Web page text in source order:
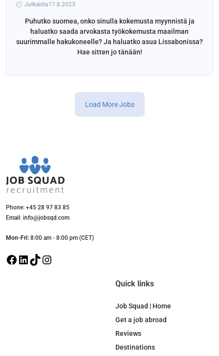
Julkaistu17.8.2023
Puhutko suomea, onko sinulla kokemusta myynnistä ja
haluatko saada arvokasta työkokemusta maailman
suurimmalle hakukoneelle? Ja haluatko asua Lissabonissa?
Hae sitten jo tänään!
Load More Jobs
Phone: +45 28 97 83 85
Email: info@jobsqd.com
Mon-Fri: 8:00 am - 8:00 pm (CET)
F
L
T
Quick links
Job Squad | Home
Get a job abroad
Reviews
Destinations